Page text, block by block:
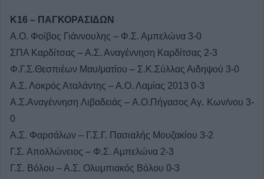
Κ16 – ΠΑΓΚΟΡΑΣΙΔΩΝ
Α.Ο. Φοίβος Γιάννουλης – Φ.Σ. Αμπελώνα 3-0
ΣΠΑ Καρδίτσας – Α.Σ. Αναγέννηση Καρδίτσας 2-3
Φ.Γ.Σ.Θεσπιέων Μαυ/ματίου – Σ.Κ.Σύλλας Αιδηψού 3-0
Α.Σ. Λοκρός Αταλάντης – Α.Ο. Λαμίας 2013 0-3
Α.Σ.Αναγέννηση Λιβαδειάς – Α.Ο.Πήγασος Αγ. Κων/νου 3-
0
Α.Σ. Φαρσάλων – Γ.Σ.Γ. Πασιαλής Μουζακίου 3-2
Γ.Σ. Απολλώνειος – Φ.Σ. Αμπελώνα 2-3
Γ.Σ. Βόλου – Α.Σ. Ολυμπιακός Βόλου 0-3